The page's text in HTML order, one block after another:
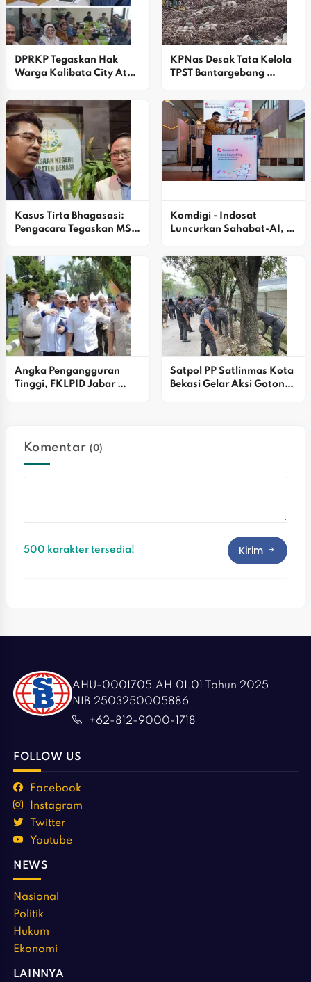
DPRKP Tegaskan Hak
Warga Kalibata City Atas
Terverifikasi
KPNas Desak Tata Kelola
TPST Bantargebang
Alasannya
Kasus Tirta Bhagasasi:
Pengacara Tegaskan MSB
Rekening Pribadi
Komdigi - Indosat
Luncurkan Sahabat-AI,
Indonesia
Angka Pengangguran
Tinggi, FKLPID Jabar
Satpol PP Satlinmas Kota
Bekasi Gelar Aksi Gotong
Komentar(0)
500 karakter tersedia! Kirim
AHU-0001705.AH.01.01 Tahun 2025
NIB.2503250005886
+62-812-9000-1718
FOLLOW US
Facebook
Instagram
Twitter
Youtube
NEWS
Nasional
Politik
Hukum
Ekonomi
LAINNYA